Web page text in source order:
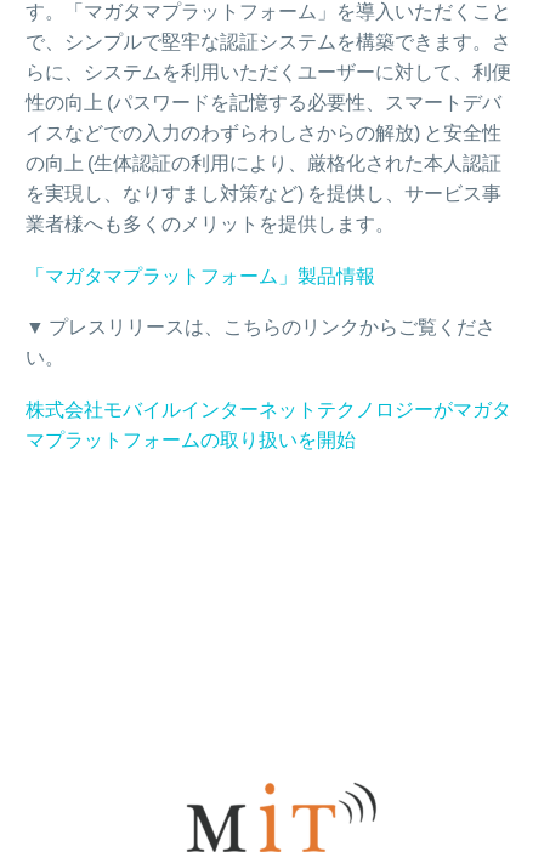
す。「マガタマプラットフォーム」を導入いただくこと
で、シンプルで堅牢な認証システムを構築できます。さ
らに、システムを利用いただくユーザーに対して、利便
性の向上 (パスワードを記憶する必要性、スマートデバ
イスなどでの入力のわずらわしさからの解放) と安全性
の向上 (生体認証の利用により、厳格化された本人認証
を実現し、なりすまし対策など) を提供し、サービス事
業者様へも多くのメリットを提供します。
「マガタマプラットフォーム」製品情報
▼ プレスリリースは、こちらのリンクからご覧くださ
い。
株式会社モバイルインターネットテクノロジーがマガタ
マプラットフォームの取り扱いを開始